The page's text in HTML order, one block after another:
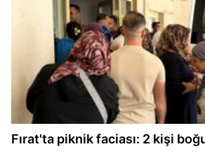
Fırat'ta piknik faciası: 2 kişi